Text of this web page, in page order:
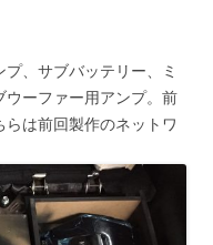
サブバッテリー、ミ
ウーファー用アンプ。前
は前回製作のネットワ